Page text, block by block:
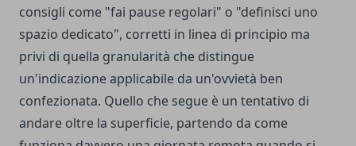
consigli come "fai pause regolari" o "definisci uno
spazio dedicato", corretti in linea di principio ma
privi di quella granularità che distingue
un'indicazione applicabile da un'ovvietà ben
confezionata. Quello che segue è un tentativo di
andare oltre la superficie, partendo da come